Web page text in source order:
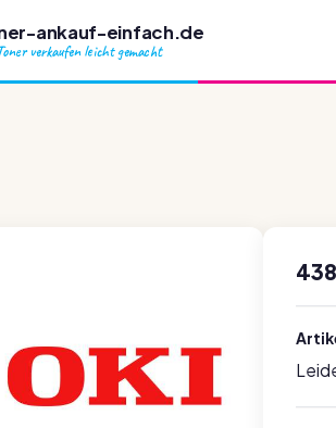
ankauf-einfach.de
verkaufen leicht gemacht